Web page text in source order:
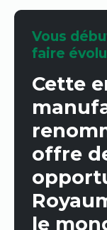
Vous
faire
Cette
offre
le